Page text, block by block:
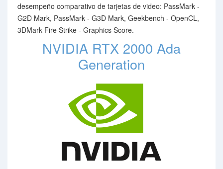
desempeño comparativo de tarjetas de video: PassMark -
G2D Mark, PassMark - G3D Mark, Geekbench - OpenCL,
3DMark Fire Strike - Graphics Score.
NVIDIA RTX 2000 Ada
Generation